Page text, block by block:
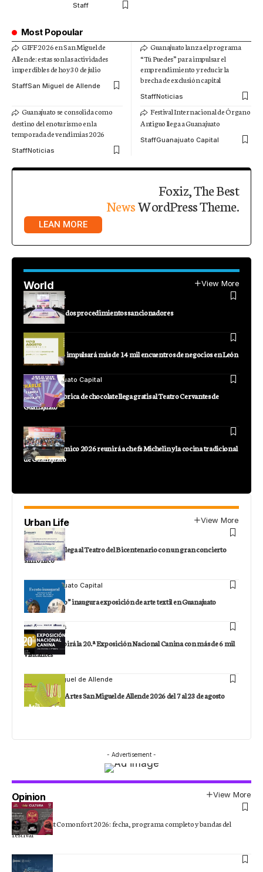
Staff
Most Popoular
GIFF 2026 en San Miguel de
Allende: estas son las actividades
imperdibles de hoy 30 de julio
StaffSan Miguel de Allende
Guanajuato lanza el programa
“Tú Puedes” para impulsar el
emprendimiento y reducir la
brecha de exclusión capital
StaffNoticias
Guanajuato se consolida como
destino del enoturismo en la
temporada de vendimias 2026
StaffNoticias
Festival Internacional de Órgano
Antiguo llega a Guanajuato
StaffGuanajuato Capital
Foxiz, The Best
NewsWordPress Theme.
LEAN MORE
World View More
StaffNoticias
IEEG resuelve dos procedimientos sancionadores
StaffLeón
SAPICA 2026 impulsará más de 14 mil encuentros de negocios en León
StaffGuanajuato Capital
Charlie y la fábrica de chocolate llega gratis al Teatro Cervantes de
Guanajuato
StaffNoticias
Festival Endémico 2026 reunirá a chefs Michelin y la cocina tradicional
de Guanajuato
Urban Life View More
Staff León
La OSUAEH llega al Teatro del Bicentenario con un gran concierto
sinfónico
Guanajuato Capital
“Telas al Vuelo” inaugura exposición de arte textil en Guanajuato
StaffNoticias
Irapuato recibirá la 20.ª Exposición Nacional Canina con más de 6 mil
visitantes
San Miguel de Allende
Festival de las Artes San Miguel de Allende 2026 del 7 al 23 de agosto
- Advertisement -
Opinion View More
Staff
MotoRockFest Comonfort 2026: fecha, programa completo y bandas del
festival
Staff